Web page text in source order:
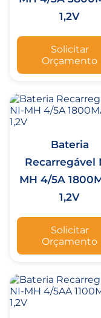
1,2V
Solicitar
Orçamento
Bateria
Recarregável
MH 4/5A
1,2V
Solicitar
Orçamento